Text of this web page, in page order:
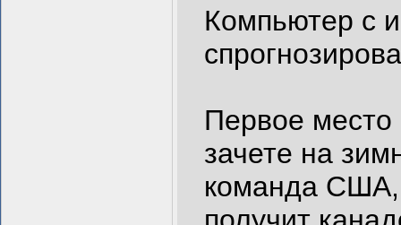
Компьютер с
Первое
зачете на
команда США,